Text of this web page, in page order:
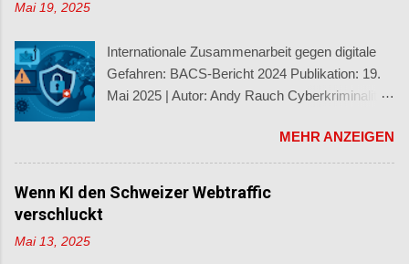
Mai 19, 2025
Internationale Zusammenarbeit gegen digitale
Gefahren: BACS-Bericht 2024 Publikation: 19.
Mai 2025 | Autor: Andy Rauch Cyberkriminalität
der neue Halbjahresbericht 2024/2 des
Bundesamts für Cybersicherheit (BACS) . Mit
über 62’000 gemeldeten Vorfällen und
MEHR ANZEIGEN
Wenn KI den Schweizer Webtraffic
verschluckt
Mai 13, 2025